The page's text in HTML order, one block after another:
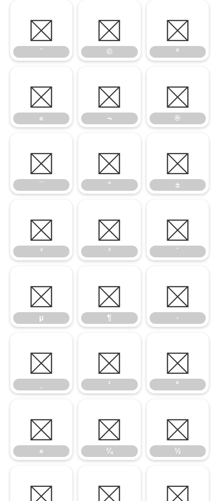
¨
¨
©
©
ª
ª
«
«
¬
¬
®
®
¯
¯
°
°
±
±
²
²
³
³
´
´
µ
µ
¶
¶
·
·
¸ ¹
¹
º
º
»
»
¼
¼
½
½
¾ ¿ À